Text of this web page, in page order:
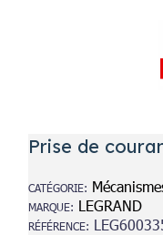
Prise de
CATÉGORIE
MARQUE LEGRAND
RÉFÉRENCE